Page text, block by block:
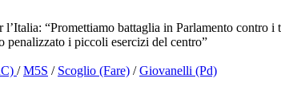
“Promettiamo battaglia in Parlamento contro
penalizzato i piccoli esercizi del centro”
/M5S / Scoglio (Fare) /Giovanelli (Pd)